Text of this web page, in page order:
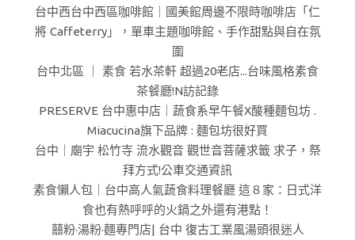
台中西台中西區咖啡館｜國美館周邊不限時咖啡店「仁
將 Caffeterry」，單車主題咖啡館、手作甜點與自在氛
圍
台中北區 ｜ 素食 若水茶軒 超過20老店...台味風格素食
茶餐廳!N訪記錄
PRESERVE 台中惠中店｜蔬食系早午餐X酸種麵包坊 .
Miacucina旗下品牌 : 麵包坊很好買
台中｜廟宇 松竹寺 流水觀音 觀世音菩薩求籤 求子，祭
拜方式!公車交通資訊
素食懶人包｜台中高人氣蔬食料理餐廳 這８家：日式洋
食也有熱呼呼的火鍋之外還有港點！
囍粉·湯粉·麵專門店| 台中 復古工業風湯頭很迷人